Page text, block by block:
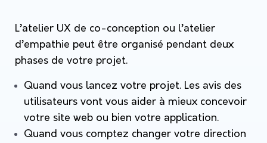
L’atelier UX de co-conception ou l’atelier
d’empathie peut être organisé pendant deux
phases de votre projet.
Quand vous lancez votre projet. Les avis des
utilisateurs vont vous aider à mieux concevoir
votre site web ou bien votre application.
Quand vous comptez changer votre direction